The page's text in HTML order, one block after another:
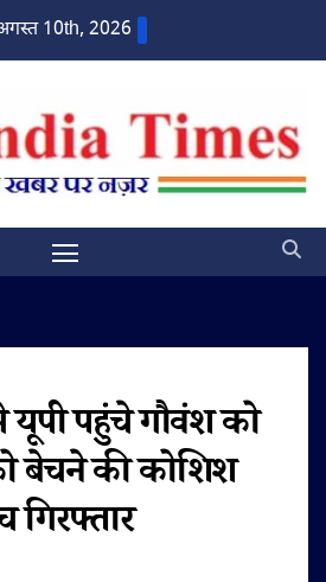
10th, 2026
यूपी पहुंचे गौवंश को
बेचने की कोशिश
गिरफ्तार